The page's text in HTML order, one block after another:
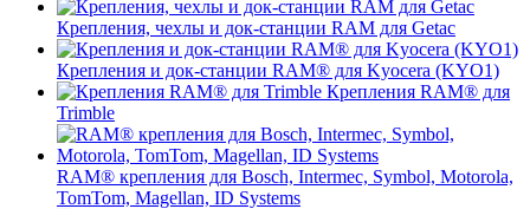
Крепления, чехлы и док-станции RAM для Getac
Крепления и док-станции RAM® для Kyocera (KYO1)
Крепления RAM® для
Trimble
RAM® крепления для Bosch, Intermec, Symbol, Motorola,
TomTom, Magellan, ID Systems